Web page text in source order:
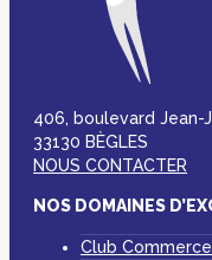
406, boulevard Jean-
33130 BÈGLES
NOUS CONTACTER
NOS DOMAINES
Club